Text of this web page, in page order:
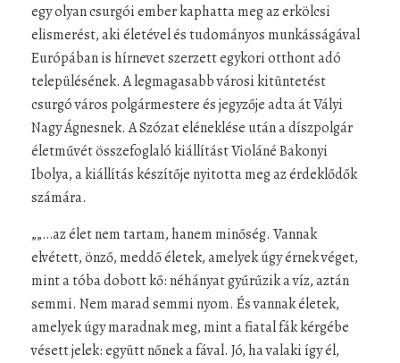
egy olyan csurgói ember kaphatta meg az erkölcsi
elismerést, aki életével és tudományos munkásságával
Európában is hírnevet szerzett egykori otthont adó
településének. A legmagasabb városi kitüntetést
csurgó város polgármestere és jegyzője adta át Vályi
Nagy Ágnesnek. A Szózat eléneklése után a díszpolgár
életművét összefoglaló kiállítást Violáné Bakonyi
Ibolya, a kiállítás készítője nyitotta meg az érdeklődők
számára.
„„…az élet nem tartam, hanem minőség. Vannak
elvétett, önző, meddő életek, amelyek úgy érnek véget,
mint a tóba dobott kő: néhányat gyűrűzik a víz, aztán
semmi. Nem marad semmi nyom. És vannak életek,
amelyek úgy maradnak meg, mint a fiatal fák kérgébe
vésett jelek: együtt nőnek a fával. Jó, ha valaki így él,